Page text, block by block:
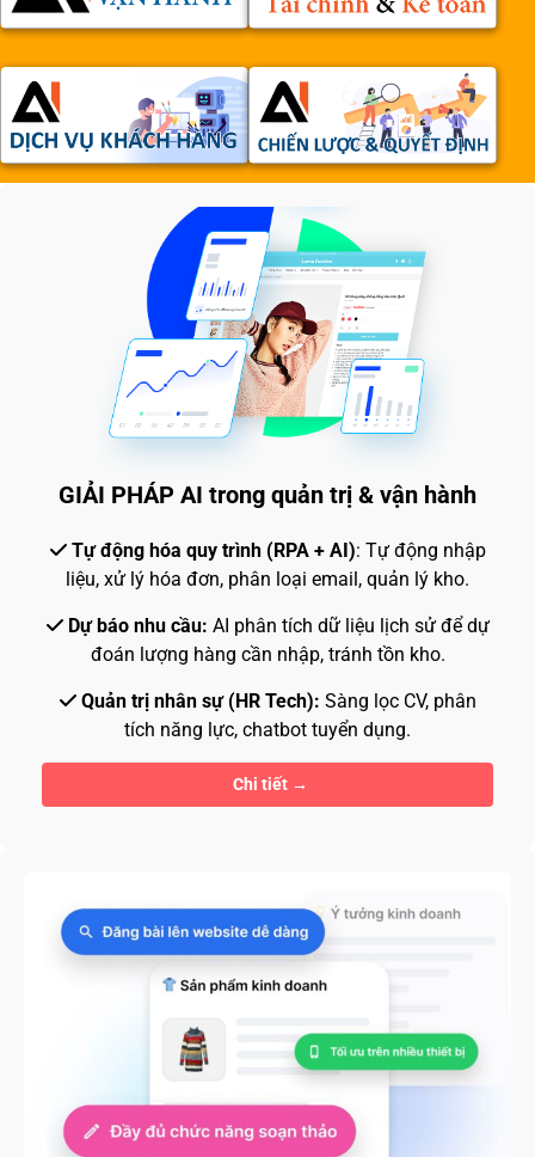
GIẢI PHÁP AI trong quản trị & vận hành
Tự động hóa quy trình (RPA + AI): Tự động nhập
liệu, xử lý hóa đơn, phân loại email, quản lý kho.
Dự báo nhu cầu: AI phân tích dữ liệu lịch sử để dự
đoán lượng hàng cần nhập, tránh tồn kho.
Quản trị nhân sự (HR Tech): Sàng lọc CV, phân
tích năng lực, chatbot tuyển dụng.
Chi tiết